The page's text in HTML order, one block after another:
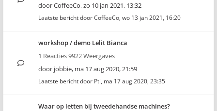
doorCoffeeCo,zo 10 jan 2021, 13:32
Laatste bericht doorCoffeeCo, wo 13 jan 2021, 16:20
workshop / demo Lelit Bianca
1 Reacties 9922 Weergaves
door jobbie, ma 17 aug 2020, 21:59
Laatste bericht door Pti, ma 17 aug 2020, 23:35
Waar op letten bij tweedehandse machines?